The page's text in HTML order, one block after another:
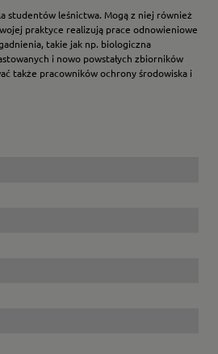
studentów leśnictwa. Mogą z niej również
praktyce realizują prace odnowieniowe
takie jak np. biologiczna
i nowo powstałych zbiorników
także pracowników ochrony środowiska i